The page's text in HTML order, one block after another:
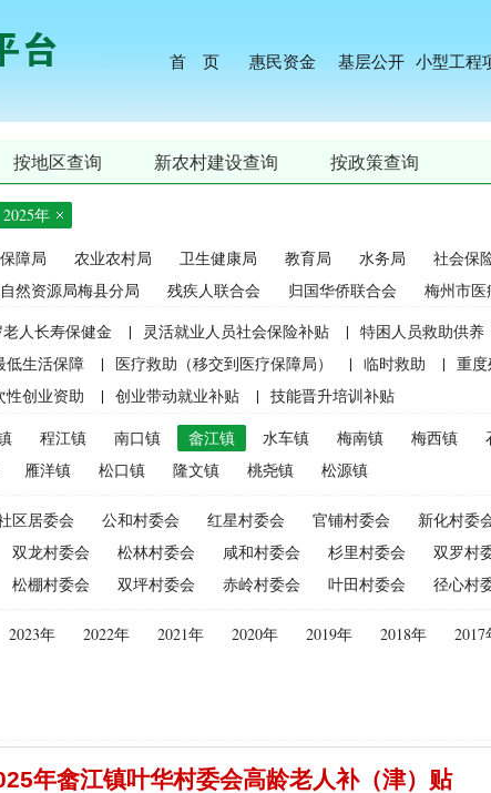
首 页 惠民资金 基层公开 小型工程
按地区查询 新农村建设查询 按政策查询
2025年
障局 农业农村局 卫生健康局 教育局 水务局
社会保
然资源局梅县分局 残疾人联合会 归国华侨联合会 梅州市医
人长寿保健金 | 灵活就业人员社会保险补贴 | 特困人员救助供养
低生活保障 | 医疗救助（移交到医疗保障局） | 临时救助 | 重
性创业资助 | 创业带动就业补贴 | 技能晋升培训补贴
资助（2021年秋季学期起不再实施） | 中等职业学校国家助学金 |
补贴（2015年更改为“耕地地力保护补贴”） | 屠宰环节病害猪无害
年更改为“耕地地力保护补贴”） | 优质后备母奶牛饲养补贴 | 政
建档立卡贫困户 | 政策性家禽、生猪养殖保险保费补贴 | 农机购置
结束） | 生猪规模化养殖场无害化处理补助
示范村建设项目计划表
资金
至2020年按季度公开）
励 | 农村计划生育节育奖励（农村纯生二女结扎户奖励（2013年至
生生活费补助 | 普通高中国家助学金 | 中等职业学校国家助学金
程江镇 南口镇 畲江镇 水车镇 梅南镇 梅西镇
雁洋镇 松口镇 隆文镇 桃尧镇 松源镇
区居委会 公和村委会 红星村委会 官铺村委会 新化村委
双龙村委会 松林村委会 咸和村委会 杉里村委会 双罗村
松棚村委会 双坪村委会 赤岭村委会 叶田村委会 径心村
2023年 2022年 2021年 2020年 2019年 2018年 2017
年畲江镇叶华村委会高龄老人补（津）贴